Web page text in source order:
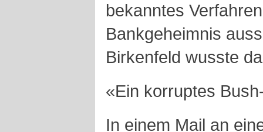
bekanntes
Bankgeheimnis
Birkenfeld wusste
«Ein korruptes
In einem Mail an